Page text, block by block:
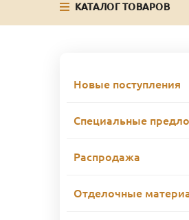
КАТАЛОГ ТОВАРОВ
Новые поступления
Специальные
Распродажа
Отделочные